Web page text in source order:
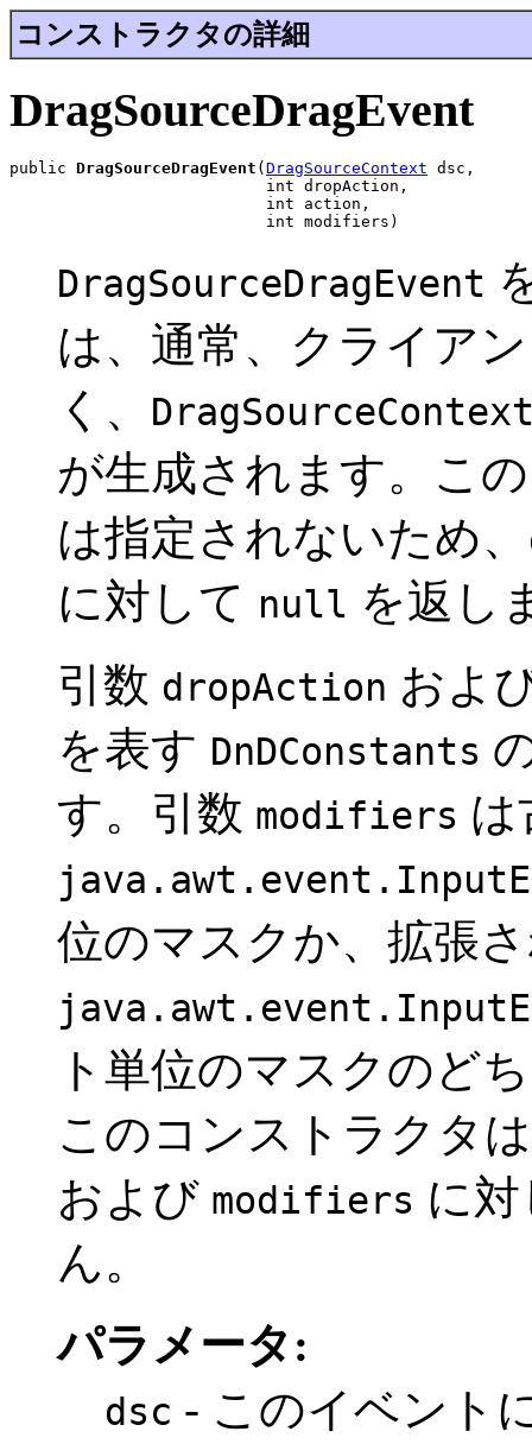
コンストラクタの詳細
DragSourceDragEvent
public DragSourceDragEvent ( DragSourceContext dsc,
                           int dropAction,
                           int action,
                           int modifiers)
DragSourceDragEvent
は、通常、クライア
く、
が生成されます。こ
は指定されないため、
に対して null を返し
引数 dropAction およ
を表す DnDConstants
す。引数 modifiers は
位のマスクか、拡張
ト単位のマスクのど
このコンストラクタ
および modifiers に
ん。
パラメータ:
dsc - このイベント